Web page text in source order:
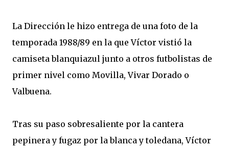
La Dirección le hizo entrega de una foto de la
temporada 1988/89 en la que Víctor vistió la
camiseta blanquiazul junto a otros futbolistas de
primer nivel como Movilla, Vivar Dorado o
Valbuena.
Tras su paso sobresaliente por la cantera
pepinera y fugaz por la blanca y toledana, Víctor